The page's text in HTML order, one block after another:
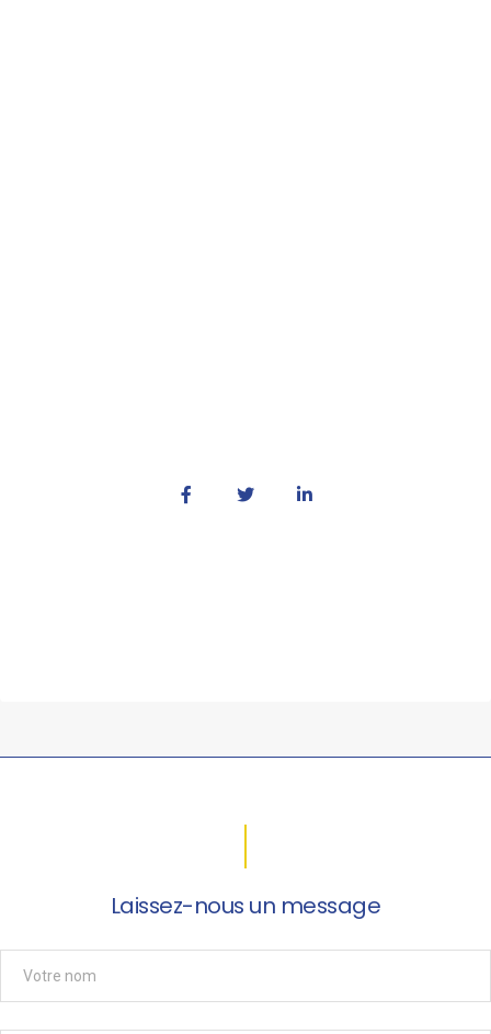
Laissez-nous un message